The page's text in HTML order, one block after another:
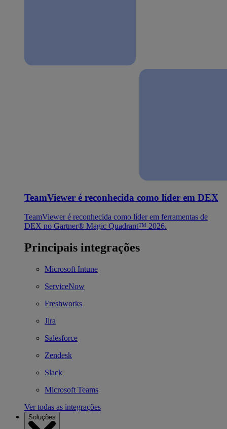
TeamViewer é reconhecida como líder em DEX
TeamViewer é reconhecida como líder em ferramentas de
DEX no Gartner® Magic Quadrant™ 2026.
Principais integrações
Microsoft Intune
ServiceNow
Freshworks
Jira
Salesforce
Zendesk
Slack
Microsoft Teams
Ver todas as integrações
Soluções